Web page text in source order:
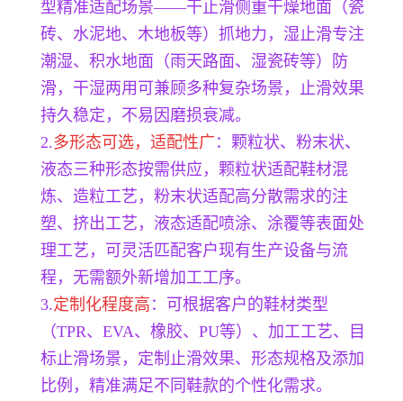
型精准适配场景——干止滑侧重干燥地面（瓷
砖、水泥地、木地板等）抓地力，湿止滑专注
潮湿、积水地面（雨天路面、湿瓷砖等）防
滑，干湿两用可兼顾多种复杂场景，止滑效果
持久稳定，不易因磨损衰减。
2.多形态可选，适配性广 ：颗粒状、粉末状、
液态三种形态按需供应，颗粒状适配鞋材混
炼、造粒工艺，粉末状适配高分散需求的注
塑、挤出工艺，液态适配喷涂、涂覆等表面处
理工艺，可灵活匹配客户现有生产设备与流
程，无需额外新增加工工序。
3.定制化程度高 ：可根据客户的鞋材类型
（TPR、EVA、橡胶、PU等）、加工工艺、目
标止滑场景，定制止滑效果、形态规格及添加
比例，精准满足不同鞋款的个性化需求。